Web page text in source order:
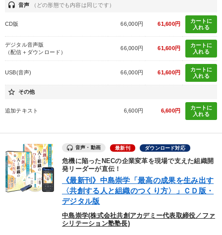
製造業
IT・サービス・金融業 コンサルタント 専門家
キーワード
通信販売 健康・ウェルビーイング
稲盛和夫 運勢・先見 未来先見
※「更新」を押すと「テーマ」「キーワード」を更新いただけます。
headset 音声 （どの形態でも内容は同じです）
CD版 66,000円 61,600円
カートに
入れる
デジタル音声版
（配信＋ダウンロード）
66,000円 61,600円
カートに
入れる
USB(音声) 66,000円 61,600円
カートに
入れる
star_border その他
追加テキスト 6,600円 6,600円
カートに
入れる
音声・動画 最新刊 ダウンロード対応
危機に陥ったNECの企業変革を現場で支えた組織開
発リーダーが直伝！
《最新刊》中島崇学「最高の成果を生み出す
〈共創する人と組織のつくり方〉」ＣＤ版・
デジタル版
中島崇学(株式会社共創アカデミー代表取締役／ファ
シリテーション塾塾長)